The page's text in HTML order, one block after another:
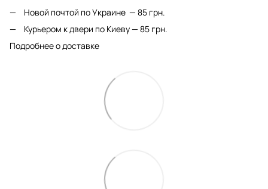
Новой почтой по Украине — 85 грн.
Курьером к двери по Киеву — 85 грн.
Подробнее о доставке